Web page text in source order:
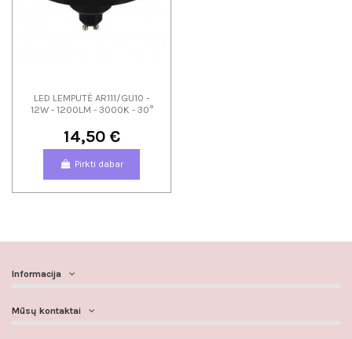
LED LEMPUTĖ AR111/GU10 -
12W - 1200LM - 3000K - 30°
14,50 €
Pirkti dabar
Informacija
Mūsų kontaktai